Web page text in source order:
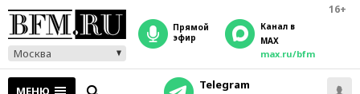
16+
Москва
прямой
эфир
Канал в
MAX
max.ru/bfm
МЕНЮ Telegram